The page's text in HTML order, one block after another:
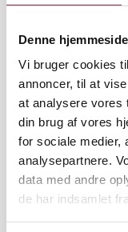
Denne
Vi bruger cookies
annoncer, til at
at analysere vores
din brug af vores
for sociale medier,
analysepartnere.
data med andre
de har indsamlet
Forskerne
ligger klar inden
Sådan svarede
I samarbejde